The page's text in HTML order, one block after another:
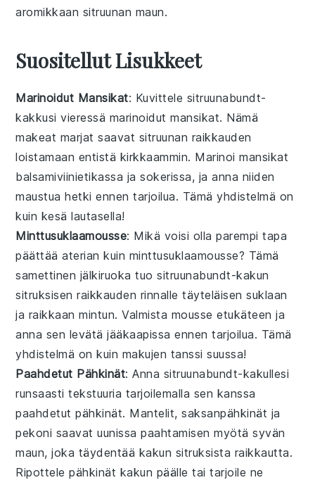
aromikkaan sitruunan maun.
Suositellut Lisukkeet
Marinoidut Mansikat: Kuvittele sitruunabundt-
kakkusi vieressä marinoidut mansikat. Nämä
makeat marjat saavat sitruunan raikkauden
loistamaan entistä kirkkaammin. Marinoimansikat
balsamiviinietikassa jasokerissa, ja anna niiden
maustua hetki ennen tarjoilua. Tämä yhdistelmä on
kuin kesä lautasella!
Minttusuklaamousse: Mikä voisi olla parempi tapa
päättääaterian kuin minttusuklaamousse? Tämä
samettinen jälkiruoka tuositruunabundt-kakun
sitruksisen raikkauden rinnalletäyteläisen suklaan
ja raikkaan mintun. Valmista mousse etukäteen ja
anna sen levätäjääkaapissa ennen tarjoilua. Tämä
yhdistelmä on kuin makujen tanssi suussa!
Paahdetut Pähkinät: Anna sitruunabundt-kakullesi
runsaasti tekstuuria tarjoilemalla sen kanssa
paahdetut pähkinät. Mantelit,saksanpähkinät ja
pekoni saavatuunissa paahtamisen myötäsyvän
maun, joka täydentää kakun sitruksista raikkautta.
Ripottele pähkinät kakun päälle tai tarjoile ne